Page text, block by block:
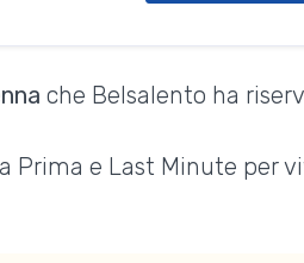
che Belsalento ha
Prima e Last Minute per